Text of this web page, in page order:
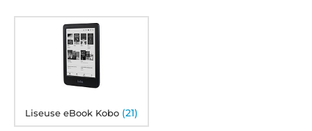
Liseuse eBook Kobo (21)